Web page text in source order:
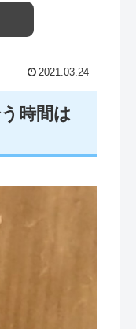
2021.03.24
時間は